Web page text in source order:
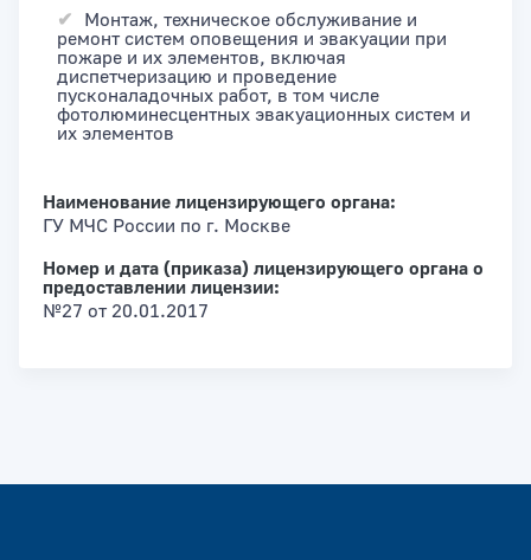
Монтаж, техническое обслуживание и
ремонт систем оповещения и эвакуации при
пожаре и их элементов, включая
диспетчеризацию и проведение
пусконаладочных работ, в том числе
фотолюминесцентных эвакуационных систем и
их элементов
Наименование лицензирующего органа:
ГУ МЧС России по г. Москве
Номер и дата (приказа) лицензирующего органа о
предоставлении лицензии:
№27 от 20.01.2017